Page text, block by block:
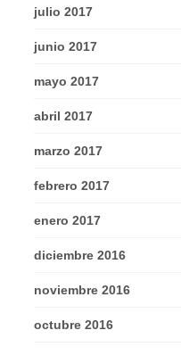
julio 2017
junio 2017
mayo 2017
abril 2017
marzo 2017
febrero 2017
enero 2017
diciembre 2016
noviembre 2016
octubre 2016